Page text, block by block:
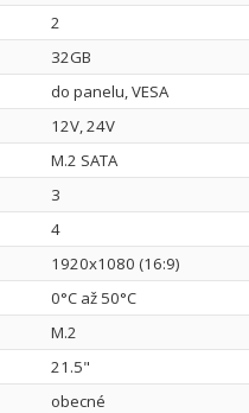
2
32GB
do panelu, VESA
12V, 24V
M.2 SATA
3
4
1920x1080 (16:9)
0°C až 50°C
M.2
21.5"
obecné